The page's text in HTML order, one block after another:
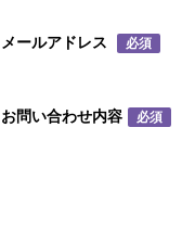
メールアドレス 必須
お問い合わせ内容 必須